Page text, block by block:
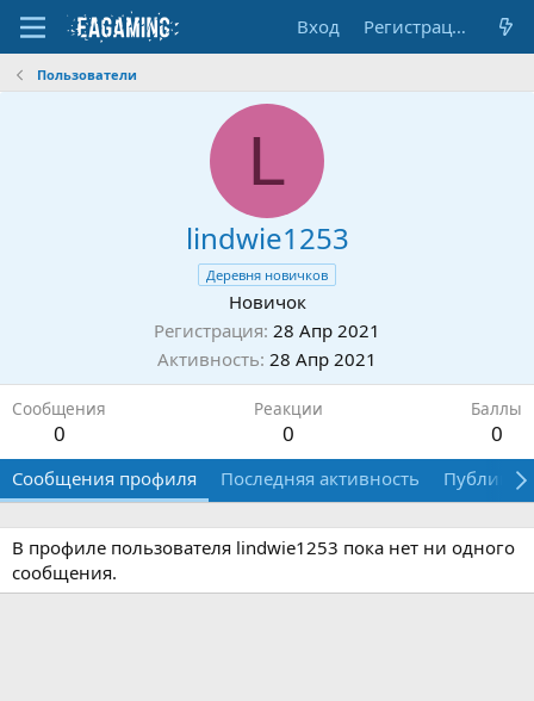
Вход Регистрация
Пользователи
L
lindwie1253
Деревня новичков
Новичок
Регистрация 28 Апр 2021
Активность 28 Апр 2021
Сообщения
0
Реакции
0
Баллы
0
Сообщения профиля Последняя активность
В профиле пользователя lindwie1253 пока нет ни одного
сообщения.